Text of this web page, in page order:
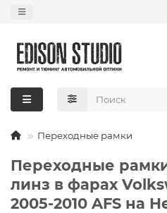
Переходные рамки
Переходные
линз в фарах
2005-2010 AFS на